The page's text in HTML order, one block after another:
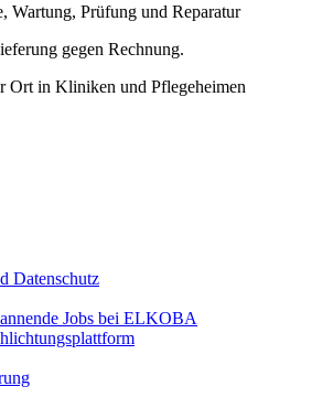
Wartung, Prüfung und Reparatur
gegen Rechnung.
Ort in Kliniken und Pflegeheimen
Datenschutz
Jobs bei ELKOBA